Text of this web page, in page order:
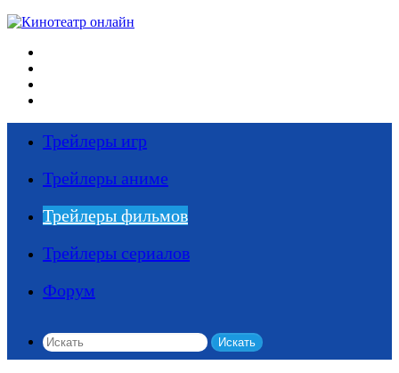
Трейлеры игр
Трейлеры аниме
Трейлеры фильмов
Трейлеры сериалов
Форум
Искать